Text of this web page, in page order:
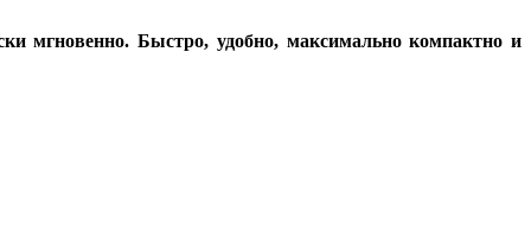
мгновенно. Быстро, удобно, максимально компактно и